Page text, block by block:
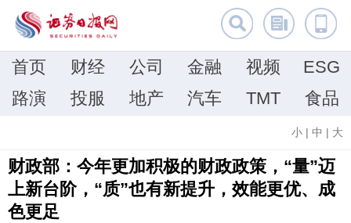
首页 财经 公司 金融 视频
ESG
路演
投服 地产 汽车 TMT 食品
小 | 中 | 大
财政部：今年更加积极的财政政策，“量”迈
上新台阶，“质”也有新提升，效能更优、成
色更足